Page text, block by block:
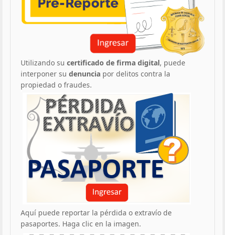
Utilizando su certificado de firma digital, puede
interponer su denuncia por delitos contra la
propiedad o fraudes.
Aquí puede reportar la pérdida o extravío de
pasaportes. Haga clic en la imagen.